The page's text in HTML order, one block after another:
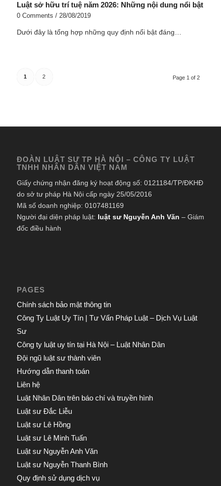
Luật sở hữu trí tuệ năm 2026: Những nội dung nổi bật
0 Comments / 28/08/2019
Dưới đây là tổng hợp những quy định nổi bật đáng…
Page 1 of 2
1 2
ĐOÀN LUẬT SƯ TP HÀ NỘI – CÔNG TY LUẬT
TNHH NHÂN DÂN VIỆT NAM
Giấy chứng nhận đăng ký hoạt động số: 0121184/TP/ĐKHĐ
do sở tư pháp Hà Nội cấp ngày 25/05/2016
Mã số doanh nghiệp: 0107481169
Người đại diện pháp luật: luật sư Nguyễn Anh Văn – Giám
đốc điều hành
PAGES
Chính sách bảo mật thông tin
Công Ty Luật Uy Tín | Tư Vấn Pháp Luật – Dịch Vụ Luật
Sư
Công ty luật uy tín tại Hà Nội – Luật Nhân Dân
Đội ngũ luật sư thành viên
Hướng dẫn thanh toán
Liên hệ
Luật Nhân Dân trên báo chí và truyền hình
Luật sư Đắc Liễu
Luật sư Lê Hồng
Luật sư Lê Minh Tuấn
Luật sư Nguyễn Anh Văn
Luật sư Nguyễn Thanh Bình
Quy định sử dụng dịch vụ